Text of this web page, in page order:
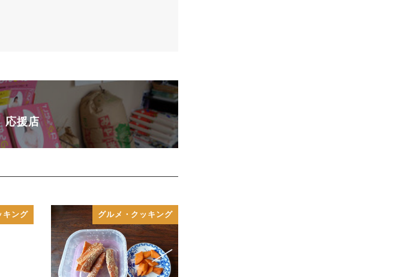
応援店
キング グルメ・クッキング